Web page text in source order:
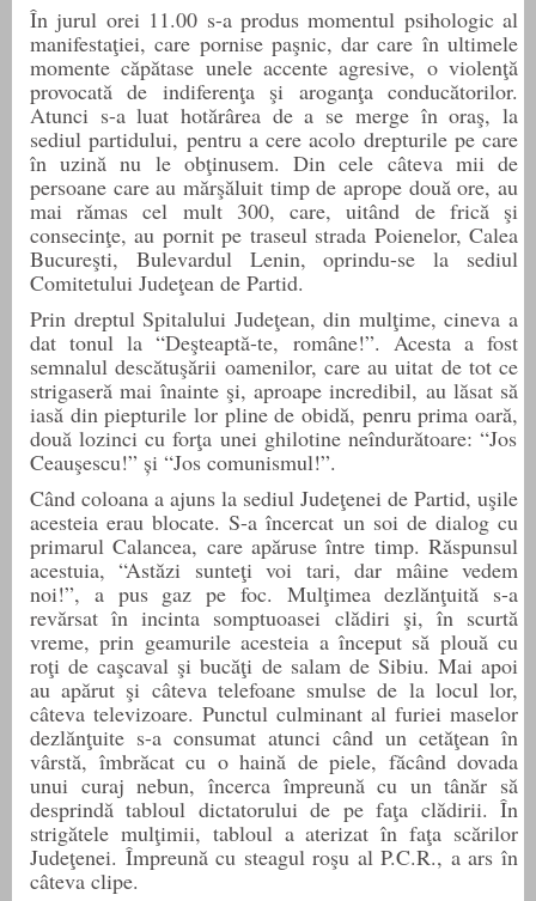
În jurul orei 11.00 s-a produs momentul psihologic al
manifestaţiei, care pornise paşnic, dar care în ultimele
momente căpătase unele accente agresive, o violenţă
provocată de indiferenţa şi aroganţa conducătorilor.
Atunci s-a luat hotărârea de a se merge în oraş, la
sediul partidului, pentru a cere acolo drepturile pe care
în uzină nu le obţinusem. Din cele câteva mii de
persoane care au mărşăluit timp de aprope două ore, au
mai rămas cel mult 300, care, uitând de frică şi
consecinţe, au pornit pe traseul strada Poienelor, Calea
Bucureşti, Bulevardul Lenin, oprindu-se la sediul
Comitetului Judeţean de Partid.
Prin dreptul Spitalului Judeţean, din mulţime, cineva a
dat tonul la “Deşteaptă-te, române!”. Acesta a fost
semnalul descătuşării oamenilor, care au uitat de tot ce
strigaseră mai înainte şi, aproape incredibil, au lăsat să
iasă din piepturile lor pline de obidă, penru prima oară,
două lozinci cu forţa unei ghilotine neîndurătoare: “Jos
Ceauşescu!” şi “Jos comunismul!”.
Când coloana a ajuns la sediul Judeţenei de Partid, uşile
acesteia erau blocate. S-a încercat un soi de dialog cu
primarul Calancea, care apăruse între timp. Răspunsul
acestuia, “Astăzi sunteţi voi tari, dar mâine vedem
noi!”, a pus gaz pe foc. Mulţimea dezlănţuită s-a
revărsat în incinta somptuoasei clădiri şi, în scurtă
vreme, prin geamurile acesteia a început să plouă cu
roţi de caşcaval şi bucăţi de salam de Sibiu. Mai apoi
au apărut şi câteva telefoane smulse de la locul lor,
câteva televizoare. Punctul culminant al furiei maselor
dezlănţuite s-a consumat atunci când un cetăţean în
vârstă, îmbrăcat cu o haină de piele, făcând dovada
unui curaj nebun, încerca împreună cu un tânăr să
desprindă tabloul dictatorului de pe faţa clădirii. În
strigătele mulţimii, tabloul a aterizat în faţa scărilor
Judeţenei. Împreună cu steagul roşu al P.C.R., a ars în
câteva clipe.